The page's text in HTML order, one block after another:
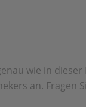
wie in
an. Fragen